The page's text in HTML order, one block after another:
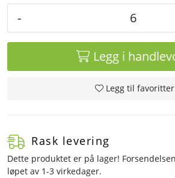
-
Legg i
Legg til favoritter
Rask levering
Dette produktet er på lager!
løpet av 1-3 virkedager.